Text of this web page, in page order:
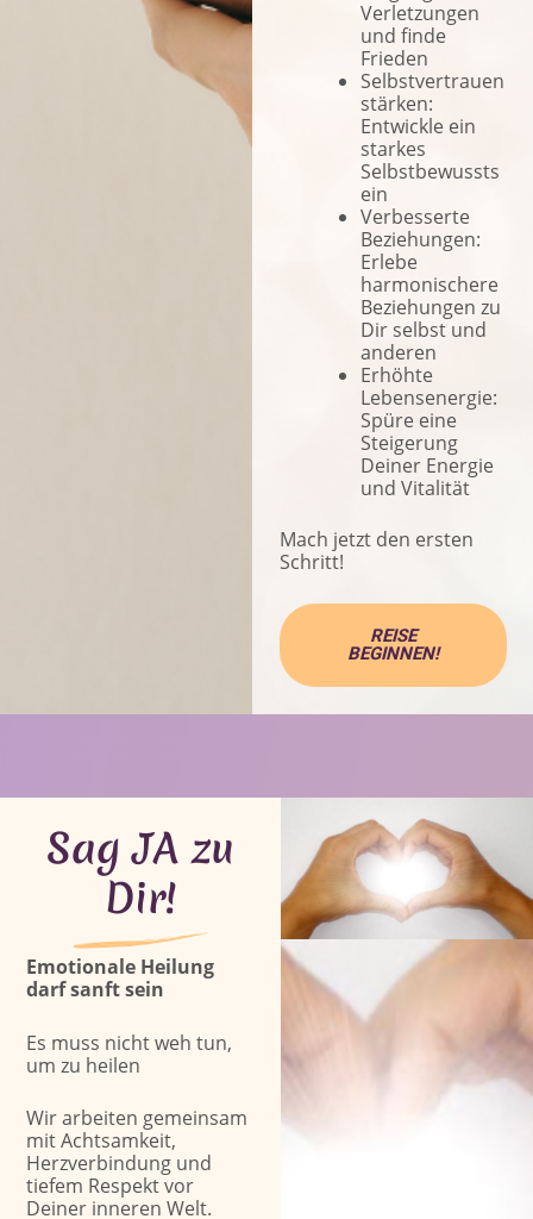
Verletzungen
und finde
Frieden
Selbstvertrauen
stärken:
Entwickle ein
starkes
Selbstbewussts
ein
Verbesserte
Beziehungen:
Erlebe
harmonischere
Beziehungen zu
Dir selbst und
anderen
Erhöhte
Lebensenergie:
Spüre eine
Steigerung
Deiner Energie
und Vitalität
Mach jetzt den ersten
Schritt!
REISE
BEGINNEN!
Sag JA zu
Dir!
Emotionale Heilung
darf sanft sein
Es muss nicht weh tun,
um zu heilen
Wir arbeiten gemeinsam
mit Achtsamkeit,
Herzverbindung und
tiefem Respekt vor
Deiner inneren Welt.